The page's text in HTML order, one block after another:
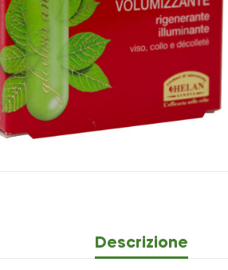
Descrizione